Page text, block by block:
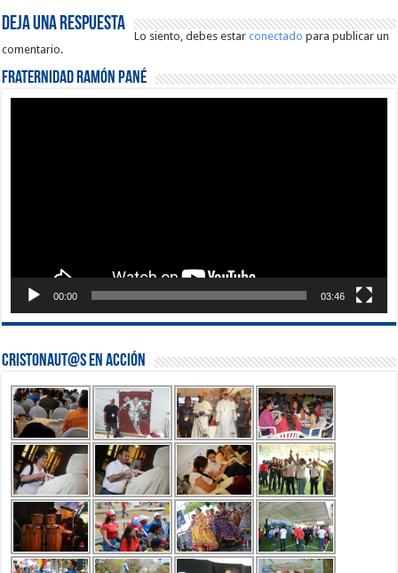
Deja una respuesta
Lo siento, debes estarconectado para publicar un
comentario.
Fraternidad Ramón Pané
00:00 03:46
Cristonaut@s en Acción